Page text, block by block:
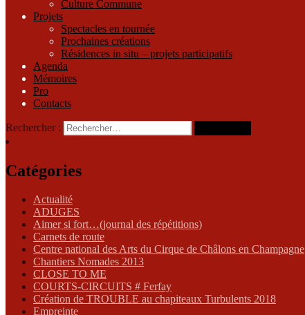
Culture Commune
Projets
Spectacles en tournée
Prochaines créations
Résidences in situ – projets participatifs
Agenda
Mémoires
Pro
Contacts
Rechercher :
Catégories
Actualité
ADUGES
Aimer si fort…(journal des répétitions)
Carnets de route
Centre national des Arts du Cirque de Châlons en Champagne
Chantiers Nomades 2013
CLOSE TO ME
COURTS-CIRCUITS # Ferfay
Création de TROUBLE au chapiteaux Turbulents 2018
Empreinte